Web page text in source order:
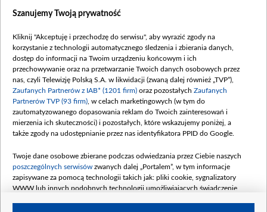
Dofinansowanie 635 783 051,21 PLN
(wpłata wrzesień 100 mln, październik 350
mln, listopad 265 mln)
Dofinansowanie 48 862 000,00 PLN
Data podpisania umowy: GRUDZIEŃ 2025
(wpłata grudzień 60,548 mln)
Dofinansowanie 900 000 000,00 PLN
Data podpisania umowy: LUTY 2026 (wpłata
kwiecień 180 mln, 7 maja 180 mln, 8
czerwca 90 mln)
Dofinansowanie 250 000 000,00 PLN
Szanujemy Twoją prywatność
Kliknij "Akceptuję i przechodzę do serwisu", aby wyrazić zgody na
korzystanie z technologii automatycznego śledzenia i zbierania danych,
dostęp do informacji na Twoim urządzeniu końcowym i ich
przechowywanie oraz na przetwarzanie Twoich danych osobowych przez
nas, czyli Telewizję Polską S.A. w likwidacji (zwaną dalej również „TVP”),
Zaufanych Partnerów z IAB* (1201 firm) oraz pozostałych Zaufanych
Partnerów TVP (93 firm) , w celach marketingowych (w tym do
zautomatyzowanego dopasowania reklam do Twoich zainteresowań i
mierzenia ich skuteczności) i pozostałych, które wskazujemy poniżej, a
także zgody na udostępnianie przez nas identyfikatora PPID do Google.
Twoje dane osobowe zbierane podczas odwiedzania przez Ciebie naszych
poszczególnych serwisów zwanych dalej „Portalem”, w tym informacje
zapisywane za pomocą technologii takich jak: pliki cookie, sygnalizatory
WWW lub innych podobnych technologii umożliwiających świadczenie